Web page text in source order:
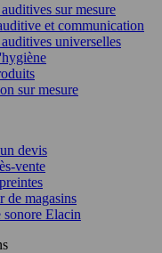
sur mesure
et communication
universelles
sur mesure
devis
vente
de magasins
Elacin